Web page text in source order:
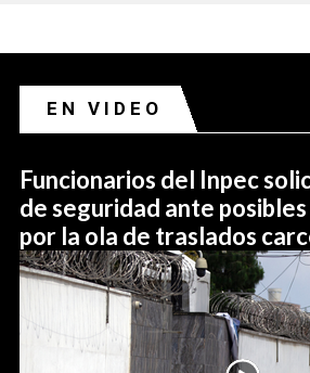
EN VIDEO
Funcionarios del Inpec
de seguridad ante
por la ola de traslados